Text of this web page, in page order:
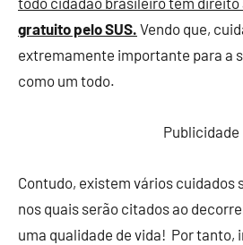
gratuito pelo SUS. Vendo que,
extremamente importante para a
como um todo.
Publicidade
Contudo, existem vários cuidados
nos quais serão citados ao
uma qualidade de vida! Por tanto,